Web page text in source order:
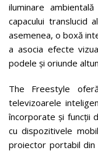
iluminare
capacului translucid
asemenea, o boxă
a asocia efecte
podele și oriunde
The Freestyle
televizoarele
încorporate și funcții
cu dispozitivele
proiector portabil